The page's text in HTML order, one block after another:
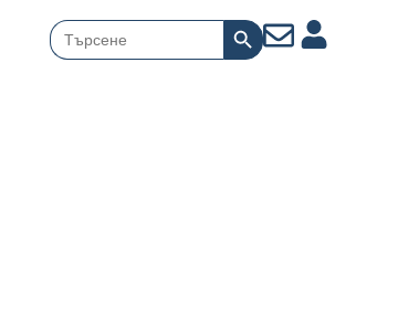
Search
for:
Search Button